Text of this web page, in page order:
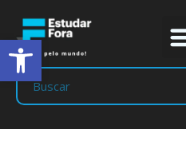
Abrir a barra de ferramentas